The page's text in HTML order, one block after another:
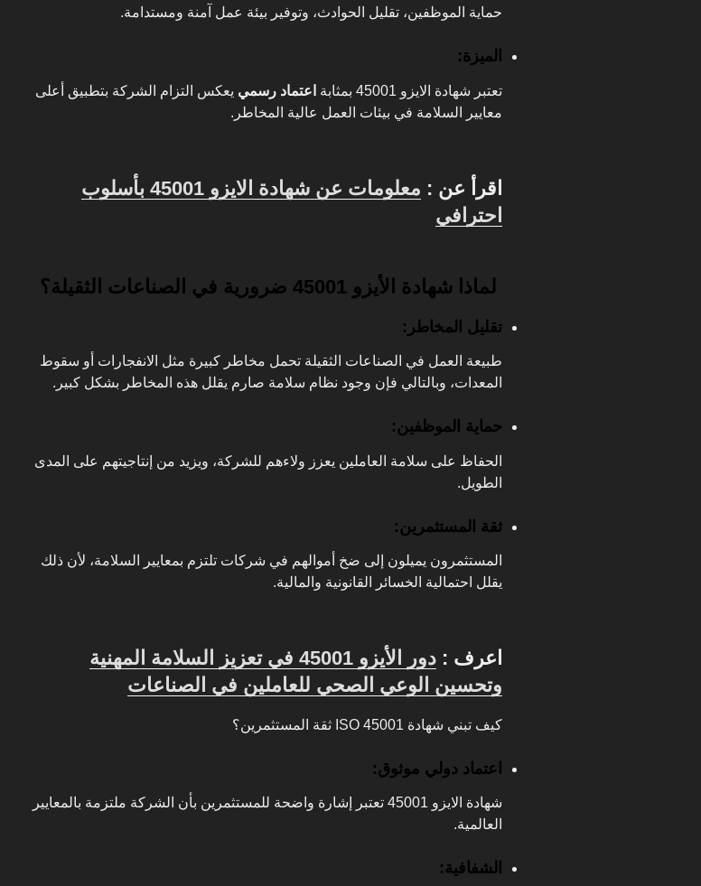
حماية الموظفين، تقليل الحوادث، وتوفير بيئة عمل آمنة ومستدامة.
الميزة:
تعتبر شهادة الايزو 45001 بمثابة اعتماد رسمي يعكس التزام الشركة بتطبيق أعلى
معايير السلامة في بيئات العمل عالية المخاطر.
اقرأ عن :
معلومات عن شهادة الايزو 45001 بأسلوب
احترافي
لماذا شهادة الأيزو 45001 ضرورية في الصناعات الثقيلة؟
تقليل المخاطر:
طبيعة العمل في الصناعات الثقيلة تحمل مخاطر كبيرة مثل الانفجارات أو سقوط
المعدات، وبالتالي فإن وجود نظام سلامة صارم يقلل هذه المخاطر بشكل كبير.
حماية الموظفين:
الحفاظ على سلامة العاملين يعزز ولاءهم للشركة، ويزيد من إنتاجيتهم على المدى
الطويل.
ثقة المستثمرين:
المستثمرون يميلون إلى ضخ أموالهم في شركات تلتزم بمعايير السلامة، لأن ذلك
يقلل احتمالية الخسائر القانونية والمالية.
اعرف :
دور الأيزو 45001 في تعزيز السلامة المهنية
وتحسين الوعي الصحي للعاملين في الصناعات
كيف تبني شهادة ISO 45001 ثقة المستثمرين؟
اعتماد دولي موثوق:
شهادة الايزو 45001 تعتبر إشارة واضحة للمستثمرين بأن الشركة ملتزمة بالمعايير
العالمية.
الشفافية: